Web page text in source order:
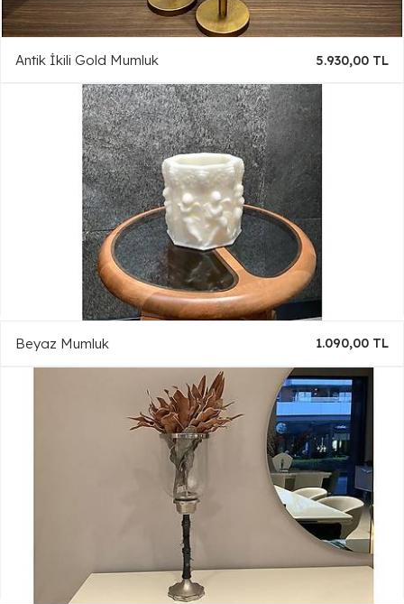
Antik İkili Gold Mumluk 5.930,00 TL
Beyaz Mumluk 1.090,00 TL